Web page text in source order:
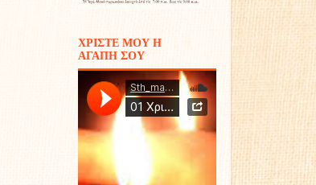
ΧΡΙΣΤΕ ΜΟΥ Η
ΑΓΑΠΗ ΣΟΥ